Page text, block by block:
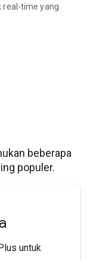
real-time yang
beberapa
populer.
untuk